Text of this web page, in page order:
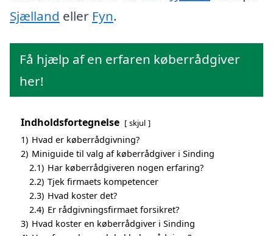
Sjælland eller Fyn.
Få hjælp af en erfaren køberrådgiver
her!
Indholdsfortegnelse skjul
1) Hvad er køberrådgivning?
2) Miniguide til valg af køberrådgiver i Sinding
2.1) Har køberrådgiveren nogen erfaring?
2.2) Tjek firmaets kompetencer
2.3) Hvad koster det?
2.4) Er rådgivningsfirmaet forsikret?
3) Hvad koster en køberrådgiver i Sinding